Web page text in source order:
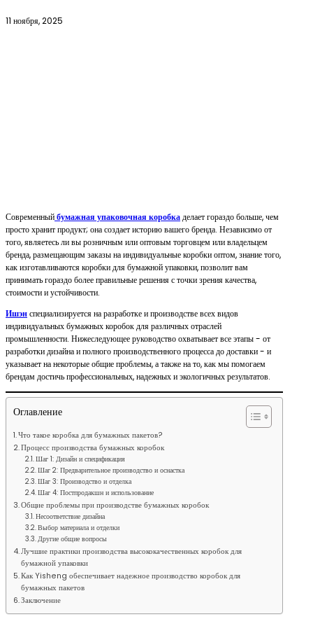
11 ноября, 2025
Современныйбумажная упаковочная коробкаделает гораздо больше, чем
просто хранит продукт; она создает историю вашего бренда. Независимо от
того, являетесь ли вы розничным или оптовым торговцем или владельцем
бренда, размещающим заказы на индивидуальные коробки оптом, знание того,
как изготавливаются коробки для бумажной упаковки, позволит вам
принимать гораздо более правильные решения с точки зрения качества,
стоимости и устойчивости.
Ишэнспециализируется на разработке и производстве всех видов
индивидуальных бумажных коробок для различных отраслей
промышленности. Нижеследующее руководство охватывает все этапы - от
разработки дизайна и полного производственного процесса до доставки - и
указывает на некоторые общие проблемы, а также на то, как мы помогаем
брендам достичь профессиональных, надежных и экологичных результатов.
Оглавление
Что такое коробка для бумажных пакетов?
Процесс производства бумажных коробок
Шаг 1: Дизайн и спецификация
Шаг 2: Предварительное производство и оснастка
Шаг 3: Производство и отделка
Шаг 4: Постпродакшн и использование
Общие проблемы при производстве бумажных коробок
Несоответствие дизайна
Выбор материала и отделки
Другие общие вопросы
Лучшие практики производства высококачественных коробок для
бумажной упаковки
Как Yisheng обеспечивает надежное производство коробок для
бумажных пакетов
Заключение